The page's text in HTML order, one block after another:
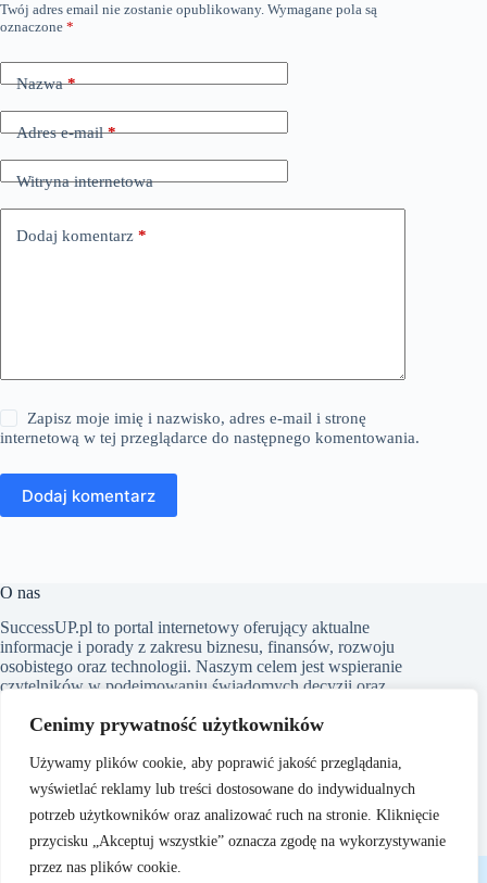
Cenimy prywatność użytkowników
Używamy plików cookie, aby poprawić jakość przeglądania,
wyświetlać reklamy lub treści dostosowane do indywidualnych
potrzeb użytkowników oraz analizować ruch na stronie. Kliknięcie
przycisku „Akceptuj wszystkie” oznacza zgodę na wykorzystywanie
przez nas plików cookie.
Twój adres email nie zostanie opublikowany. Wymagane pola są
oznaczone *
Nazwa*
Adres e-mail*
Witryna internetowa
Dodaj komentarz *
Zapisz moje imię i nazwisko, adres e-mail i stronę
internetową w tej przeglądarce do następnego komentowania.
Dodaj komentarz
O nas
SuccessUP.pl to portal internetowy oferujący aktualne
informacje i porady z zakresu biznesu, finansów, rozwoju
osobistego oraz technologii. Naszym celem jest wspieranie
czytelników w podejmowaniu świadomych decyzji oraz
artykuły były zrozumiałe i dostępne dla każdego, niezależnie
Copyright © 2026 - SuccessUP.pl